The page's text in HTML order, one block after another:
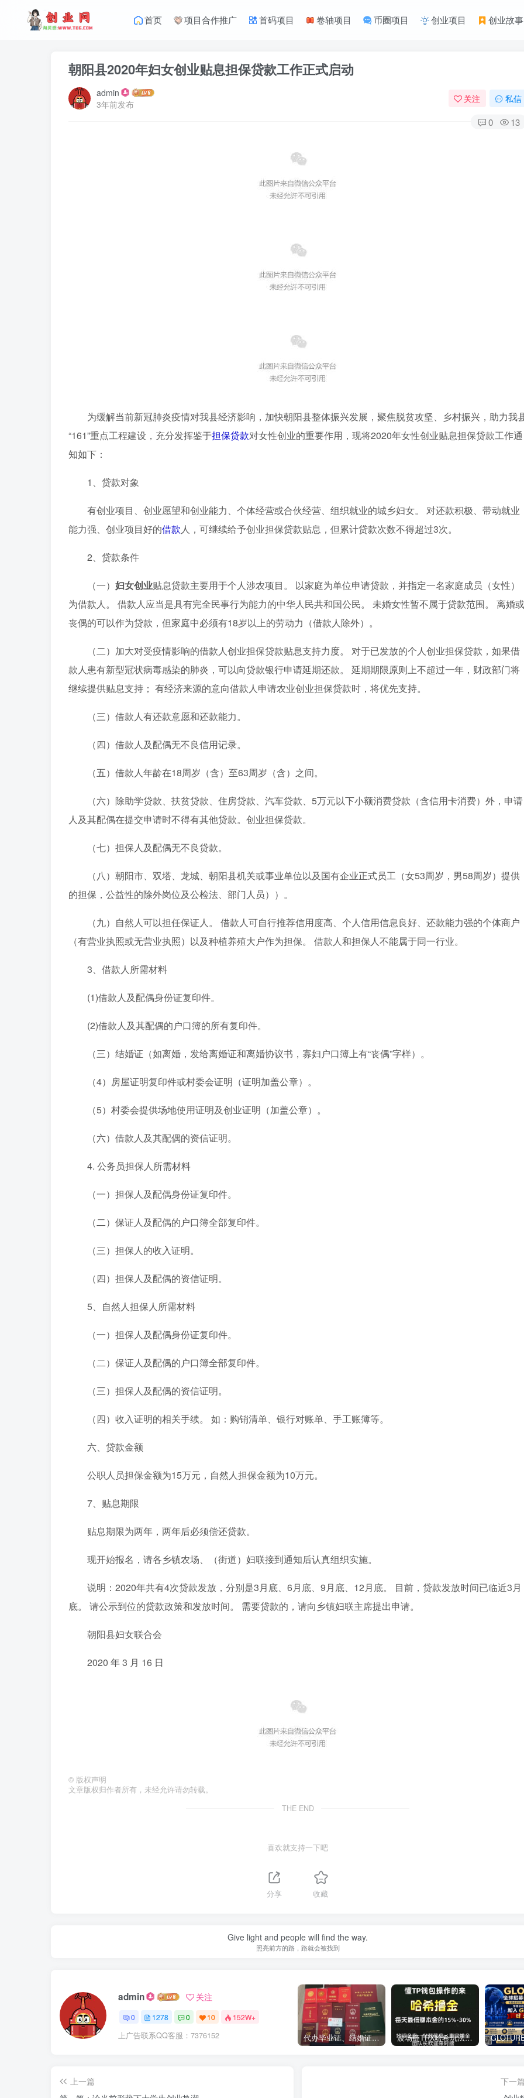
首页 项目合作推广 首码项目 卷轴项目 币圈项目 创业项目 创业故事
朝阳县2020年妇女创业贴息担保贷款工作正式启动
admin
3年前发布
关注 私信
0 13
为缓解当前新冠肺炎疫情对我县经济影响，加快朝阳县整体振兴发展，聚焦脱贫攻坚、乡村振兴，助力我
“161”重点工程建设，充分发挥鉴于担保贷款对女性创业的重要作用，现将2020年女性创业贴息担保贷款工作通
知如下：
1、贷款对象
有创业项目、创业愿望和创业能力、个体经营或合伙经营、组织就业的城乡妇女。 对还款积极、带动就业
能力强、创业项目好的借款人，可继续给予创业担保贷款贴息，但累计贷款次数不得超过3次。
2、贷款条件
（一） 妇女创业贴息贷款主要用于个人涉农项目。 以家庭为单位申请贷款，并指定一名家庭成员（女性）
为借款人。 借款人应当是具有完全民事行为能力的中华人民共和国公民。 未婚女性暂不属于贷款范围。 离婚或
丧偶的可以作为贷款，但家庭中必须有18岁以上的劳动力（借款人除外）。
（二）加大对受疫情影响的借款人创业担保贷款贴息支持力度。 对于已发放的个人创业担保贷款，如果借
款人患有新型冠状病毒感染的肺炎，可以向贷款银行申请延期还款。 延期期限原则上不超过一年，财政部门将
继续提供贴息支持； 有经济来源的意向借款人申请农业创业担保贷款时，将优先支持。
（三）借款人有还款意愿和还款能力。
（四）借款人及配偶无不良信用记录。
（五）借款人年龄在18周岁（含）至63周岁（含）之间。
（六）除助学贷款、扶贫贷款、住房贷款、汽车贷款、5万元以下小额消费贷款（含信用卡消费）外，申请
人及其配偶在提交申请时不得有其他贷款。创业担保贷款。
（七）担保人及配偶无不良贷款。
（八）朝阳市、双塔、龙城、朝阳县机关或事业单位以及国有企业正式员工（女53周岁，男58周岁）提供
的担保，公益性的除外岗位及公检法、部门人员））。
（九）自然人可以担任保证人。 借款人可自行推荐信用度高、个人信用信息良好、还款能力强的个体商户
（有营业执照或无营业执照）以及种植养殖大户作为担保。 借款人和担保人不能属于同一行业。
3、借款人所需材料
(1)借款人及配偶身份证复印件。
(2)借款人及其配偶的户口簿的所有复印件。
（三）结婚证（如离婚，发给离婚证和离婚协议书，寡妇户口簿上有“丧偶”字样）。
（4）房屋证明复印件或村委会证明（证明加盖公章）。
（5）村委会提供场地使用证明及创业证明（加盖公章）。
（六）借款人及其配偶的资信证明。
4. 公务员担保人所需材料
（一）担保人及配偶身份证复印件。
（二）保证人及配偶的户口簿全部复印件。
（三）担保人的收入证明。
（四）担保人及配偶的资信证明。
5、自然人担保人所需材料
（一）担保人及配偶身份证复印件。
（二）保证人及配偶的户口簿全部复印件。
（三）担保人及配偶的资信证明。
（四）收入证明的相关手续。 如：购销清单、银行对账单、手工账簿等。
六、贷款金额
公职人员担保金额为15万元，自然人担保金额为10万元。
7、贴息期限
贴息期限为两年，两年后必须偿还贷款。
现开始报名，请各乡镇农场、（街道）妇联接到通知后认真组织实施。
说明：2020年共有4次贷款发放，分别是3月底、6月底、9月底、12月底。 目前，贷款发放时间已临近3月
底。 请公示到位的贷款政策和发放时间。 需要贷款的，请向乡镇妇联主席提出申请。
朝阳县妇女联合会
2020 年 3 月 16 日
© 版权声明
文章版权归作者所有，未经允许请勿转载。
THE END
喜欢就支持一下吧
分享 收藏
Give light and people will find the way.
照亮前方的路，路就会被找到
admin 关注
0 1278 0 10 152W+
上广告联系QQ客服：7376152 代办毕业证、结婚证、房产证、不动产权证书、离婚证、中专/大专/高中 ​波场链TRX哈希玩法深度解析：低门槛也能实现稳定回报的新思路
上一篇
下一